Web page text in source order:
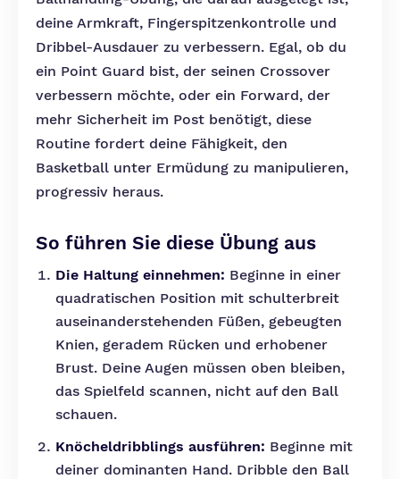
deine Armkraft, Fingerspitzenkontrolle und
Dribbel-Ausdauer zu verbessern. Egal, ob du
ein Point Guard bist, der seinen Crossover
verbessern möchte, oder ein Forward, der
mehr Sicherheit im Post benötigt, diese
Routine fordert deine Fähigkeit, den
Basketball unter Ermüdung zu manipulieren,
progressiv heraus.
So führen Sie diese Übung aus
Die Haltung einnehmen: Beginne in einer
quadratischen Position mit schulterbreit
auseinanderstehenden Füßen, gebeugten
Knien, geradem Rücken und erhobener
Brust. Deine Augen müssen oben bleiben,
das Spielfeld scannen, nicht auf den Ball
schauen.
Knöcheldribblings ausführen: Beginne mit
deiner dominanten Hand. Dribble den Ball